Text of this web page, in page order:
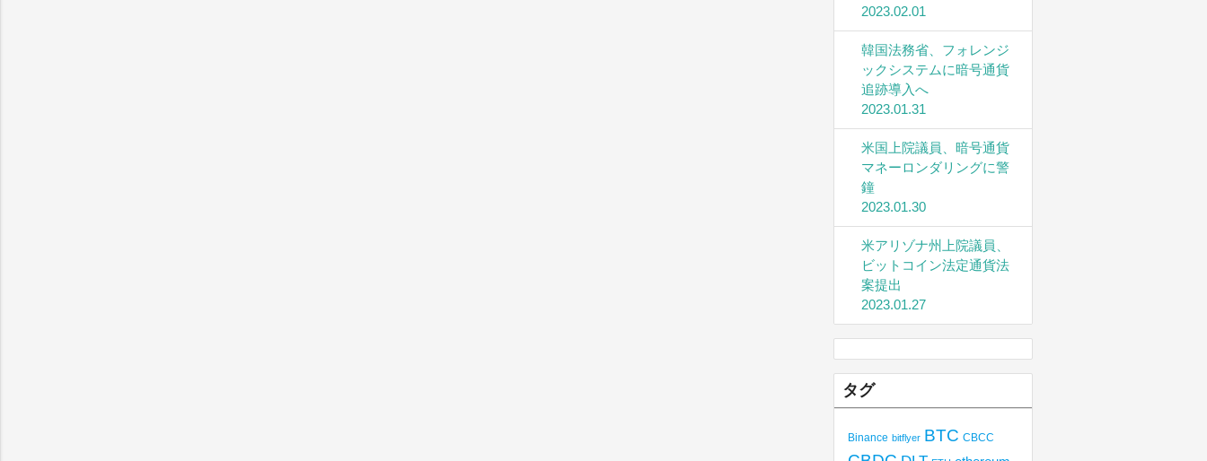
2023.02.01
韓国法務省、フォレンジ
ックシステムに暗号通貨
追跡導入へ
2023.01.31
米国上院議員、暗号通貨
マネーロンダリングに警
鐘
2023.01.30
米アリゾナ州上院議員、
ビットコイン法定通貨法
案提出
2023.01.27
タグ
Binance bitflyer BTC CBCC